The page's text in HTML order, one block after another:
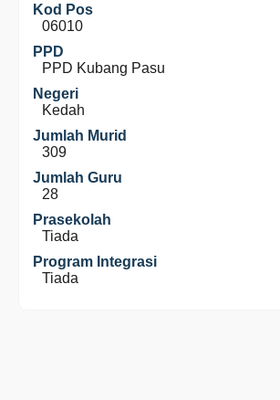
Kod Pos
06010
PPD
PPD Kubang Pasu
Negeri
Kedah
Jumlah Murid
309
Jumlah Guru
28
Prasekolah
Tiada
Program Integrasi
Tiada